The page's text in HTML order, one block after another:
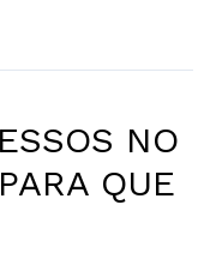
NO
QUE